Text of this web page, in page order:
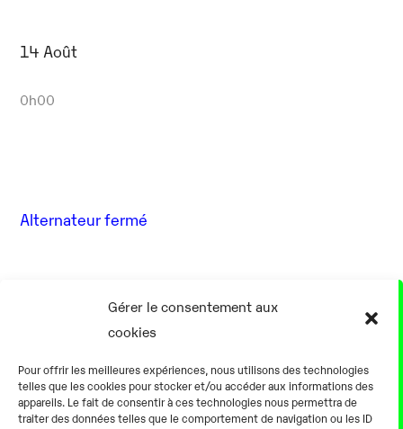
Gérer le consentement aux
cookies
Pour offrir les meilleures expériences, nous utilisons des technologies
telles que les cookies pour stocker et/ou accéder aux informations des
appareils. Le fait de consentir à ces technologies nous permettra de
traiter des données telles que le comportement de navigation ou les ID
14 Août
0h00
Alternateur fermé